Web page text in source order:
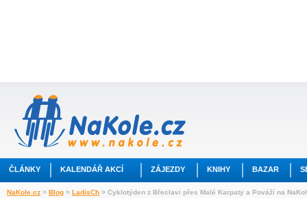
ČLÁNKY KALENDÁŘ AKCÍ ZÁJEZDY KNIHY BAZAR
NaKole.cz > Blog > LadisCh > Cyklotýden z Břeclavi přes Malé Karpaty a Pováží na